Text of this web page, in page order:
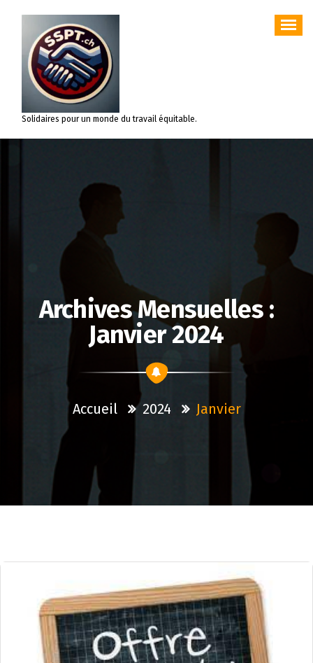
contenu
Solidaires pour un monde du travail équitable.
Archives Mensuelles :
Janvier 2024
Accueil 2024 Janvier